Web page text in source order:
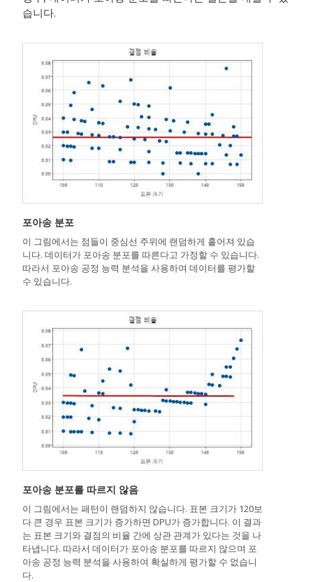
습니다.
포아송 분포
이 그림에서는 점들이 중심선 주위에 랜덤하게 흩어져 있습
니다. 데이터가 포아송 분포를 따른다고 가정할 수 있습니다.
따라서 포아송 공정 능력 분석을 사용하여 데이터를 평가할
수 있습니다.
포아송 분포를 따르지 않음
이 그림에서는 패턴이 랜덤하지 않습니다. 표본 크기가 120보
다 큰 경우 표본 크기가 증가하면 DPU가 증가합니다. 이 결과
는 표본 크기와 결점의 비율 간에 상관 관계가 있다는 것을 나
타냅니다. 따라서 데이터가 포아송 분포를 따르지 않으며 포
아송 공정 능력 분석을 사용하여 확실하게 평가할 수 없습니
다.